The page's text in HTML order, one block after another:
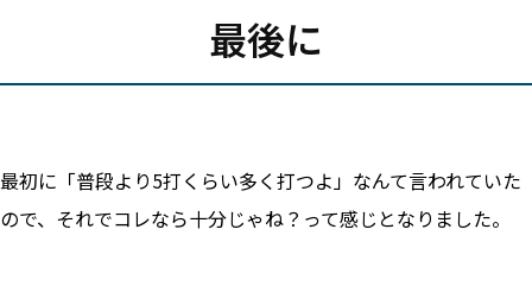
最後に
最初に「普段より5打くらい多く打つよ」なんて言われていた
ので、それでコレなら十分じゃね？って感じとなりました。